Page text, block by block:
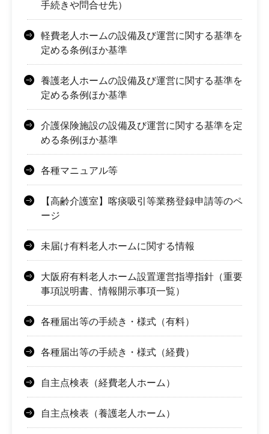
手続きや問合せ先）
軽費老人ホームの設備及び運営に関する基準を
定める条例ほか基準
養護老人ホームの設備及び運営に関する基準を
定める条例ほか基準
介護保険施設の設備及び運営に関する基準を定
める条例ほか基準
各種マニュアル等
【高齢介護室】喀痰吸引等業務登録申請等のペ
ージ
未届け有料老人ホームに関する情報
大阪府有料老人ホーム設置運営指導指針（重要
事項説明書、情報開示事項一覧）
各種届出等の手続き・様式（有料）
各種届出等の手続き・様式（経費）
自主点検表（経費老人ホーム）
自主点検表（養護老人ホーム）